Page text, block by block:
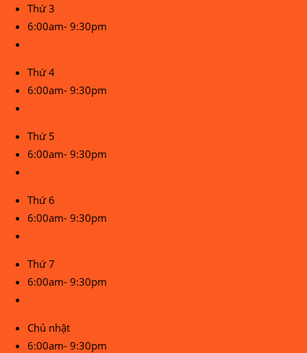
Thứ 3
6:00am- 9:30pm
Thứ 4
6:00am- 9:30pm
Thứ 5
6:00am- 9:30pm
Thứ 6
6:00am- 9:30pm
Thứ 7
6:00am- 9:30pm
Chủ nhật
6:00am- 9:30pm